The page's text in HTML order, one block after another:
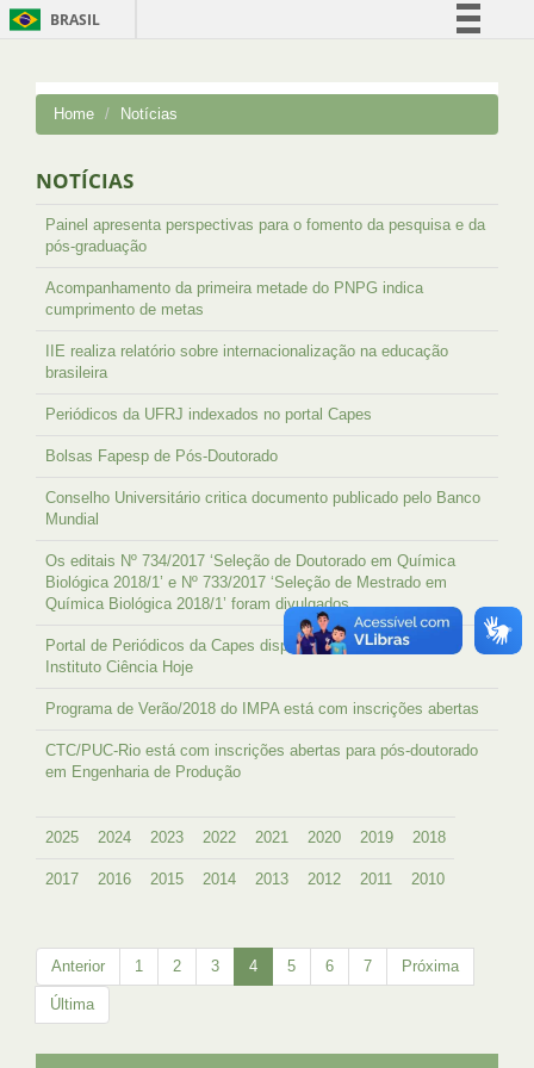
BRASIL
Comunica BR
Canais
Home Notícias
NOTÍCIAS
Painel apresenta perspectivas para o fomento da pesquisa e da
pós-graduação
Acompanhamento da primeira metade do PNPG indica
cumprimento de metas
IIE realiza relatório sobre internacionalização na educação
brasileira
Periódicos da UFRJ indexados no portal Capes
Bolsas Fapesp de Pós-Doutorado
Conselho Universitário critica documento publicado pelo Banco
Mundial
Os editais Nº 734/2017 ‘Seleção de Doutorado em Química
Biológica 2018/1’ e Nº 733/2017 ‘Seleção de Mestrado em
Química Biológica 2018/1’ foram divulgados
Portal de Periódicos da Capes disponibiliza conteúdo do
Instituto Ciência Hoje
Programa de Verão/2018 do IMPA está com inscrições abertas
CTC/PUC-Rio está com inscrições abertas para pós-doutorado
em Engenharia de Produção
2025 2024 2023 2022 2021 2020 2019 2018
2017 2016 2015 2014 2013 2012 2011 2010
Anterior 1 2 3 4 5 6 7 Próxima
Última